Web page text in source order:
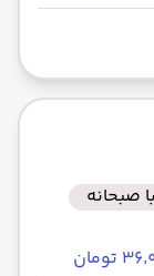
با صبحانه